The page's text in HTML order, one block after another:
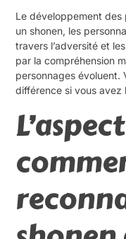
Le développement des
un shonen, les
travers l’adversité et
par la compréhension
personnages évoluent.
différence si vous avez